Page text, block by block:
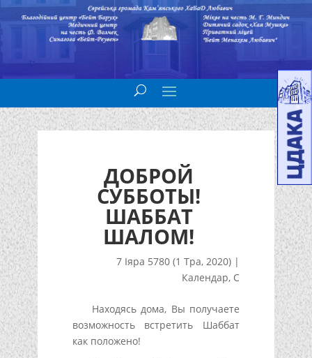
ДОБРОЙ
СУББОТЫ!
ШАББАТ
ШАЛОМ!
7 Іяра 5780 (1 Тра, 2020) |
Календар, С
Находясь дома, Вы получаете
возможность встретить Шаббат
как положено!